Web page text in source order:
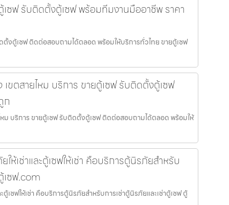
ซฟ รับติดตั้งตู้เซฟ พร้อมทีมงานมืออาชีพ ราคา
งตู้เซฟ ติดต่อสอบถามได้ตลอด พร้อมให้บริการทั่วไทย ขายตู้เซฟ
ขตสายไหม บริการ ขายตู้เซฟ รับติดตั้งตู้เซฟ
ก
ม บริการ ขายตู้เซฟ รับติดตั้งตู้เซฟ ติดต่อสอบถามได้ตลอด พร้อมให้
เช่าและตู้เซฟให้เช่า คือบริการตู้นิรภัยสำหรับ
เซฟ.com
เซฟให้เช่า คือบริการตู้นิรภัยสำหรับการเช่าตู้นิรภัยและเช่าตู้เซฟ ตู้